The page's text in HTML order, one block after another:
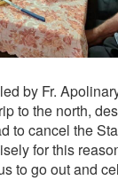
by Fr.
to the north,
to cancel the
for this
to go out and